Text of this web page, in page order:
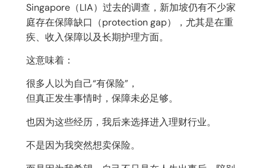
Singapore（LIA）过去的调查，新加坡仍有不少家
庭存在保障缺口（protection gap），尤其是在重
疾、收入保障以及长期护理方面。
这意味着：
很多人以为自己“有保险”，
但真正发生事情时，保障未必足够。
也因为这些经历，我后来选择进入理财行业。
不是因为我突然想卖保险。